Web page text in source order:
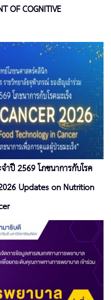
OF COGNITIVE
ำปี 2569 โภชนาการกับโรค
Updates on Nutrition